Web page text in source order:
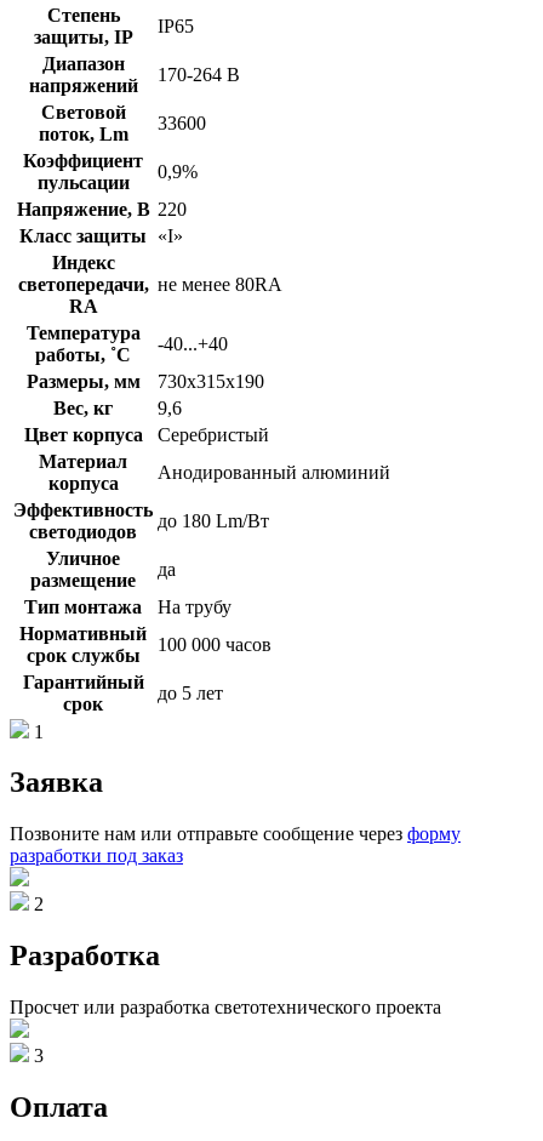
Степень
защиты, IP
IP65
Диапазон
напряжений
170-264 В
Световой
поток, Lm
33600
Коэффициент
пульсации
0,9%
Напряжение, В 220
Класс защиты
«I»
Индекс
светопередачи,
RA
не менее 80RA
Температура
работы, ˚С
-40...+40
Размеры, мм
730х315х190
Вес, кг
9,6
Цвет корпуса
Серебристый
Материал
корпуса
Анодированный алюминий
Эффективность
светодиодов
до 180 Lm/Вт
Уличное
размещение
да
Тип монтажа
На трубу
Нормативный
срок службы
100 000 часов
Гарантийный
срок
до 5 лет
1
Заявка
Позвоните нам или отправьте сообщение через форму
разработки под заказ
2
Разработка
Просчет или разработка светотехнического проекта
3
Оплата